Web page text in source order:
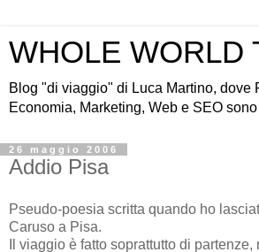
WHOLE WORLD
Blog "di viaggio" di Luca Martino, dove
Economia, Marketing, Web e SEO
26 maggio 2006
Addio Pisa
Pseudo-poesia scritta quando ho
Caruso a Pisa.
Il viaggio è fatto soprattutto di